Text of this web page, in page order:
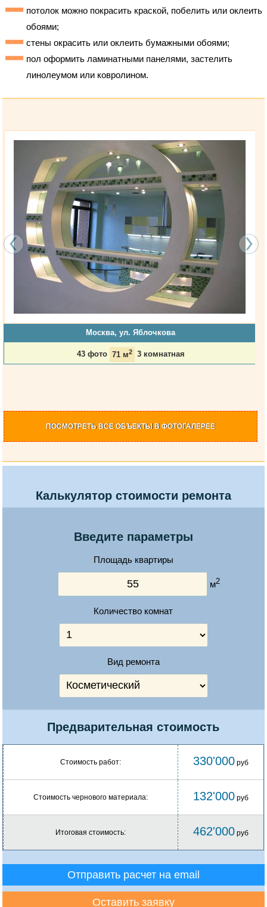
потолок можно покрасить краской, побелить или оклеить
обоями;
стены окрасить или оклеить бумажными обоями;
пол оформить ламинатными панелями, застелить
линолеумом или ковролином.
Москва, ул. Яблочкова
43 фото 71 м2 3 комнатная
ПОСМОТРЕТЬВСЕ ОБЪЕКТЫ В ФОТОГАЛЕРЕЕ
Калькулятор стоимости ремонта
Введите параметры
Площадь квартиры
м2
Количество комнат
Вид ремонта
Предварительная стоимость
Стоимость работ: 330'000 руб
Стоимость чернового материала: 132'000 руб
Итоговая стоимость: 462'000 руб
Отправить расчет на email
Оставить заявку